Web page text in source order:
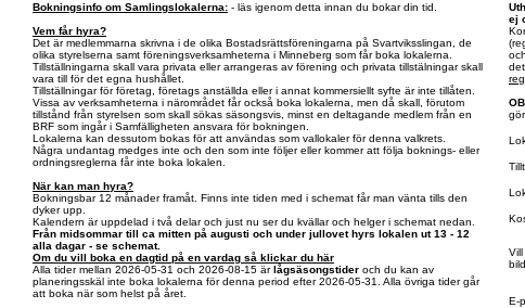
Bokningsinfo om Samlingslokalerna: - läs igenom detta innan du bokar din tid.
Vem får hyra?
Det är medlemmarna skrivna i de olika Bostadsrättsföreningarna på Svartviksslingan, de
olika styrelserna samt föreningsverksamheterna i Minneberg som får boka lokalerna.
Tillställningarna skall vara privata eller arrangeras av förening och privata tillstälningar skall
vara till för det egna hushållet.
Tillställningar för företag, företags anställda eller i annat kommersiellt syfte är inte tillåten.
Vissa av verksamheterna i närområdet får också boka lokalerna, men då skall, förutom
tillstånd från styrelsen som skall sökas säsongsvis, minst en deltagande medlem från en
BRF som ingår i Samfälligheten ansvara för bokningen.
Lokalerna kan dessutom bokas för att användas som vallokaler för denna valkrets.
Några undantag medges inte och den som inte följer eller kommer att följa boknings- eller
ordningsreglerna får inte boka lokalen.
När kan man hyra?
Bokningsbar 12 månader framåt. Finns inte tiden med i schemat får man vänta tills den
dyker upp.
Kalendern är uppdelad i två delar och just nu ser du kvällar och helger i schemat nedan.
Från midsommar till ca mitten på augusti och under jullovet hyrs lokalen ut 13 - 12
alla dagar - se schemat.
Om du vill boka en dagtid på en vardag så klickar du här
Alla tider mellan 2026-05-31 och 2026-08-15 ärlågsäsongstider och du kan av
planeringsskäl inte boka lokalerna för denna period efter 2026-05-31. Alla övriga tider går
att boka när som helst på året.
ej
E-